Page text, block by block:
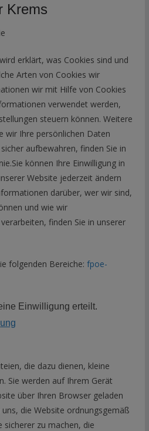
Krems
erklärt, was Cookies sind und
Arten von Cookies wir
wir mit Hilfe von Cookies
verwendet werden,
steuern können. Weitere
wir Ihre persönlichen Daten
aufbewahren, finden Sie in
können Ihre Einwilligung in
Website jederzeit ändern
darüber, wer wir sind,
und wie wir
finden Sie in unserer
folgenden Bereiche: fpoe-
Einwilligung erteilt.
die dazu dienen, kleine
Sie werden auf Ihrem Gerät
über Ihren Browser geladen
die Website ordnungsgemäß
sicherer zu machen, die